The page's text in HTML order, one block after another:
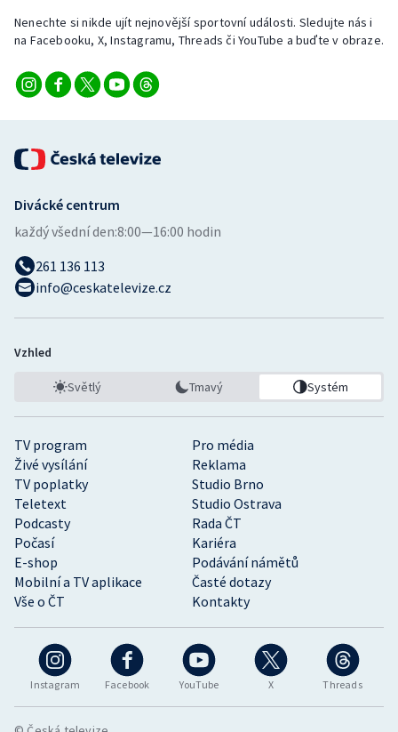
Nenechte si nikde ujít nejnovější sportovní události. Sledujte nás i
na Facebooku, X, Instagramu, Threads či YouTube a buďte v obraze.
Instagram Facebook YouTube X Threads
TV program
Pro média
Živé vysílání
Reklama
TV poplatky
Studio Brno
Teletext
Studio Ostrava
Podcasty
Rada ČT
Počasí
Kariéra
E-shop
Podávání námětů
Mobilní a TV aplikace
Časté dotazy
Vše o ČT
Kontakty
Divácké centrum
každý všední den:8:00—16:00 hodin
261 136 113
info@ceskatelevize.cz
Vzhled
Světlý Tmavý Systém